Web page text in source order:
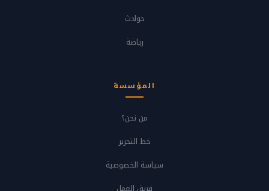
حوادث
رياضة
المؤسسة
من نحن؟
خط التحرير
سياسة الخصوصية